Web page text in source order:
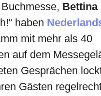
Bettina
haben
mit mehr als 40
auf dem
Gesprächen
Gästen